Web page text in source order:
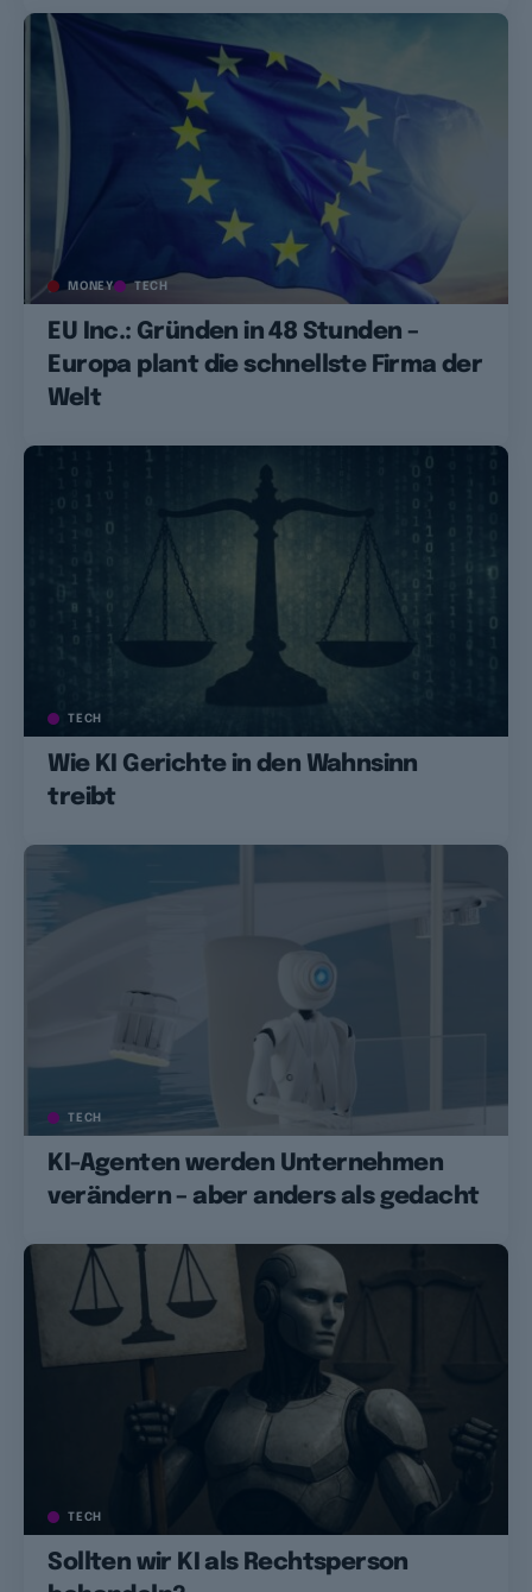
MONEY TECH
EU Inc.: Gründen in 48 Stunden –
Europa plant die schnellste Firma der
Welt
TECH
Wie KI Gerichte in den Wahnsinn
treibt
TECH
KI-Agenten werden Unternehmen
verändern – aber anders als gedacht
TECH
Sollten wir KI als Rechtsperson